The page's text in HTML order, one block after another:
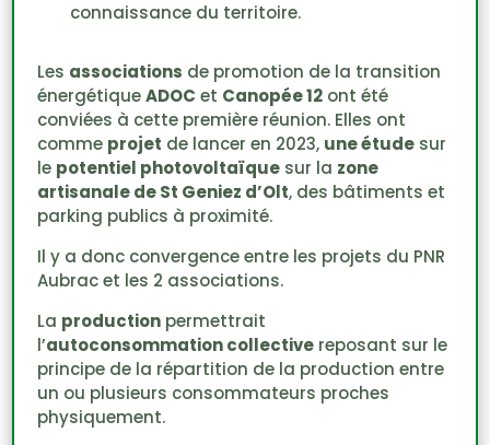
connaissance du territoire.
Les associations de promotion de la transition
énergétiqueADOC et Canopée 12 ont été
conviées à cette première réunion. Elles ont
comme projet de lancer en 2023, une étude sur
le potentiel photovoltaïque sur la zone
artisanale de St Geniez d’Olt, des bâtiments et
parking publics à proximité.
Il y a donc convergence entre les projets du PNR
Aubrac et les 2 associations.
La production permettrait
l’autoconsommation collective reposant sur le
principe de la répartition de la production entre
un ou plusieurs consommateurs proches
physiquement.